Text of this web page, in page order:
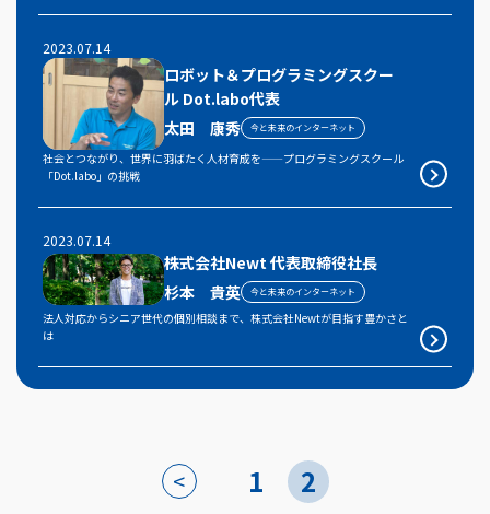
2023.07.14
ロボット＆プログラミングスクー
ル Dot.labo代表
太田 康秀
今と未来のインターネット
社会とつながり、世界に羽ばたく人材育成を——プログラミングスクール
「Dot.labo」の挑戦
2023.07.14
株式会社Newt 代表取締役社長
杉本 貴英
今と未来のインターネット
法人対応からシニア世代の個別相談まで、株式会社Newtが目指す豊かさと
は
< 1 2